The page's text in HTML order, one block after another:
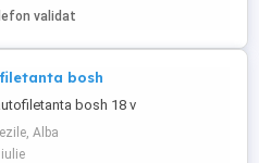
Echipamente profesionale. În
validat
bosh
bosh 18 v
Alba